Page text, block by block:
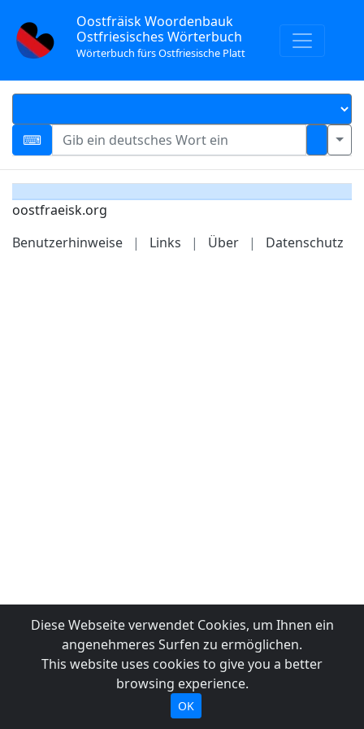
Oostfräisk Woordenbauk
Ostfriesisches Wörterbuch
Wörterbuch fürs Ostfriesische Platt
oostfraeisk.org
Benutzerhinweise
| Links | Über | Datenschutz
Diese Webseite verwendet Cookies, um Ihnen ein
angenehmeres Surfen zu ermöglichen.
This website uses cookies to give you a better
browsing experience.
OK